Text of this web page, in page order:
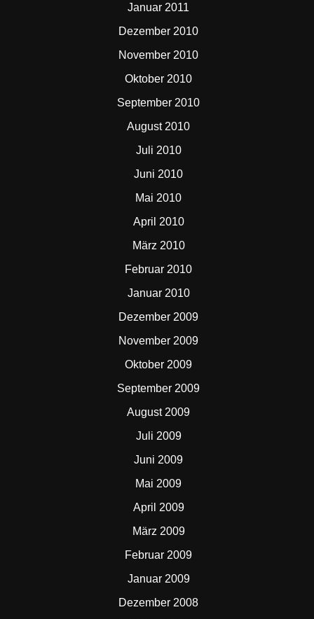
Januar 2011
Dezember 2010
November 2010
Oktober 2010
September 2010
August 2010
Juli 2010
Juni 2010
Mai 2010
April 2010
März 2010
Februar 2010
Januar 2010
Dezember 2009
November 2009
Oktober 2009
September 2009
August 2009
Juli 2009
Juni 2009
Mai 2009
April 2009
März 2009
Februar 2009
Januar 2009
Dezember 2008